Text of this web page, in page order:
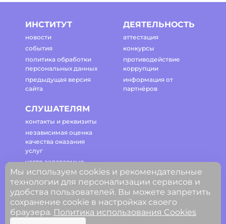
ИНСТИТУТ
новости
события
политика обработки
персональных данных
предыдущая версия
сайта
ДЕЯТЕЛЬНОСТЬ
аттестация
конкурсы
противодействие
коррупции
информация от
партнёров
СЛУШАТЕЛЯМ
контакты и реквизиты
независимая оценка
качества оказания
услуг
часто задаваемые
вопросы
регламент работы
сайта
© ГАОУ ДПО Свердловской области
Мы используем cookies и рекомендательные
технологии для персонализации сервисов и
удобства пользователей. Вы можете запретить
сохранение cookie в настройках своего
браузера. Политика использования Cookies